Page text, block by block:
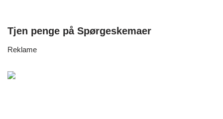
Tjen penge på Spørgeskemaer
Reklame